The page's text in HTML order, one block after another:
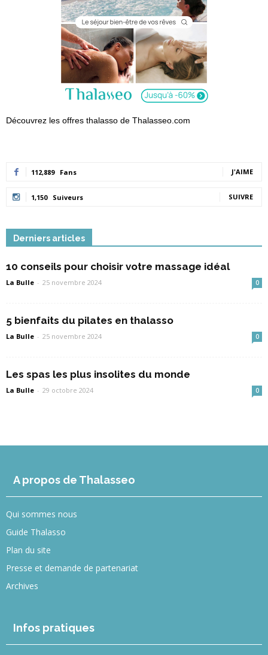
Découvrez les offres thalasso de Thalasseo.com
112,889 Fans J'AIME
1,150 Suiveurs SUIVRE
Derniers articles
10 conseils pour choisir votre massage idéal
La Bulle - 25 novembre 2024 0
5 bienfaits du pilates en thalasso
La Bulle - 25 novembre 2024 0
Les spas les plus insolites du monde
La Bulle - 29 octobre 2024 0
A propos de Thalasseo
Qui sommes nous
Guide Thalasso
Plan du site
Presse et demande de partenariat
Archives
Infos pratiques